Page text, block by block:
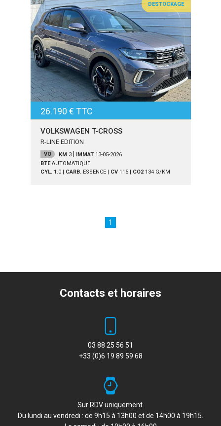
DESTOCKAGE
26.190 € TTC
VOLKSWAGEN T-CROSS
R-LINE EDITION
VO KM 3 IMMAT 13-05-2026
BTE AUTOMATIQUE
CYL. 1.0| CARB. ESSENCE| CV 115| CO2 134G/KM
1
Contacts et horaires
03 88 25 56 51
+33 (0)6 19 89 59 68
Sur RDV uniquement.
Du lundi au vendredi : de 9h15 à 13h00 et de 14h00 à 19h15.